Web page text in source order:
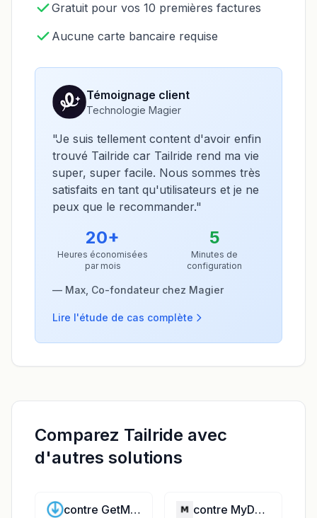
Gratuit pour vos 10 premières factures
Aucune carte bancaire requise
Témoignage client
Technologie Magier
"Je suis tellement content d'avoir enfin
trouvé Tailride car Tailride rend ma vie
super, super facile. Nous sommes très
satisfaits en tant qu'utilisateurs et je ne
peux que le recommander."
20+
Heures économisées
par mois
5
Minutes de
configuration
— Max, Co-fondateur chez Magier
Lire l'étude de cas complète
Comparez Tailride avec
d'autres solutions
contre GetMyInvoices contre MyDost